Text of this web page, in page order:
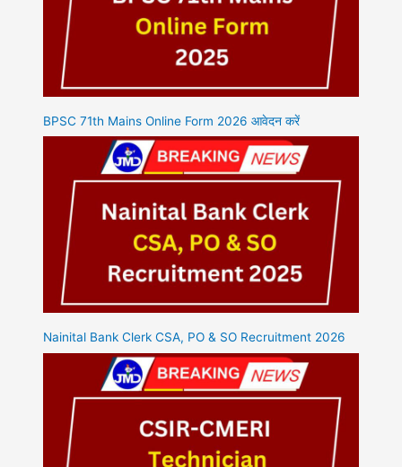
BPSC 71th Mains Online Form 2026 आवेदन करें
Nainital Bank Clerk CSA, PO & SO Recruitment 2026